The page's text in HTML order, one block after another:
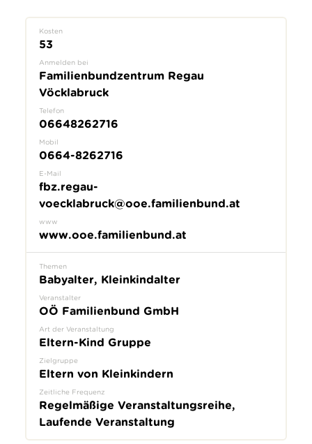
Kosten
53
Anmelden bei
Familienbundzentrum Regau
Vöcklabruck
Telefon
06648262716
Mobil
0664-8262716
E-Mail
fbz.regau-
voecklabruck@ooe.familienbund.at
www
www.ooe.familienbund.at
Themen
Babyalter, Kleinkindalter
Veranstalter
OÖ Familienbund GmbH
Art der Veranstaltung
Eltern-Kind Gruppe
Zielgruppe
Eltern von Kleinkindern
Zeitliche Frequenz
Regelmäßige Veranstaltungsreihe,
Laufende Veranstaltung